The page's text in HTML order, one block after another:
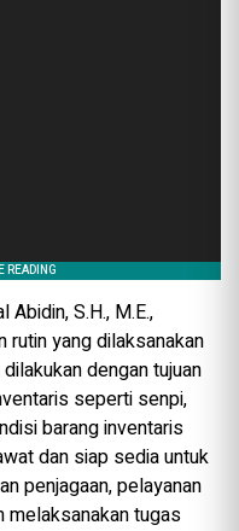
S.H., M.E.,
rutin yang dilaksanakan
dengan tujuan
seperti senpi,
barang inventaris
dan siap sedia untuk
penjagaan, pelayanan
melaksanakan tugas